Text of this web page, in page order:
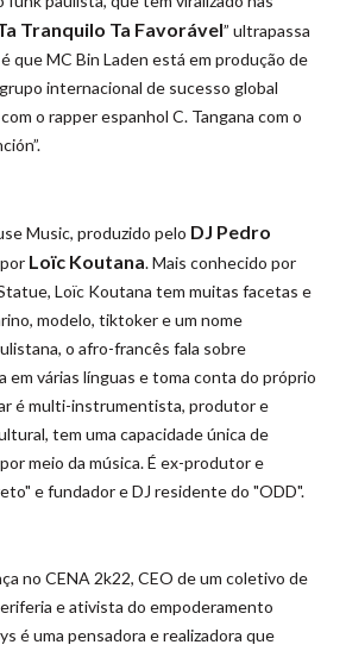
Tranquilo Ta Favorável” ultrapassa
que MC Bin Laden está em produção de
internacional de sucesso global
o rapper espanhol C. Tangana com o
Music, produzido pelo DJ Pedro
Loïc Koutana. Mais conhecido por
Loïc Koutana tem muitas facetas e
modelo, tiktoker e um nome
o afro-francês fala sobre
em várias línguas e toma conta do próprio
é multi-instrumentista, produtor e
tem uma capacidade única de
meio da música. É ex-produtor e
e fundador e DJ residente do "ODD".
no CENA 2k22, CEO de um coletivo de
e ativista do empoderamento
é uma pensadora e realizadora que